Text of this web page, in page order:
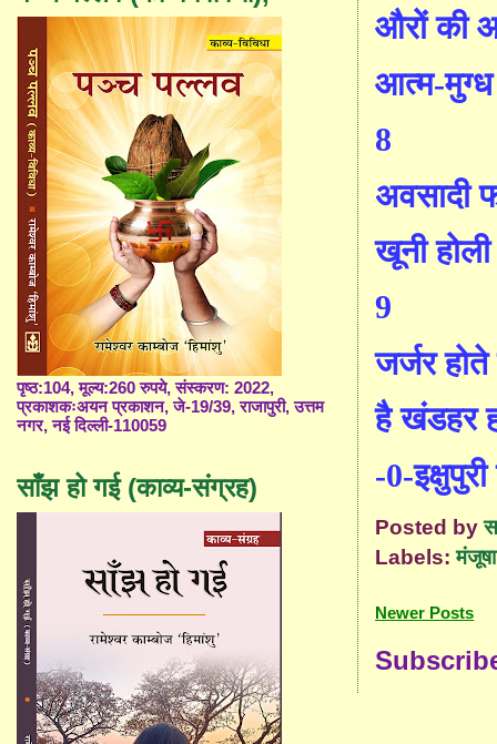
औरों की
आत्म-मुग्ध
8
अवसादी
खूनी
9
जर्जर
है खंडहर
-0-
Posted by
Labels:
Newer Posts
पृष्ठ:104, मूल्य:260 रुपये, संस्करण: 2022,
प्रकाशकःअयन प्रकाशन, जे-19/39, राजापुरी, उत्तम
नगर, नई दिल्ली-110059
साँझ हो गई (काव्य-संग्रह)